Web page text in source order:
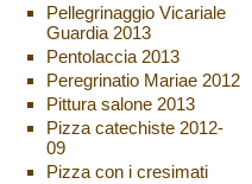
Pellegrinaggio Vicariale
Guardia 2013
Pentolaccia 2013
Peregrinatio Mariae 2012
Pittura salone 2013
Pizza catechiste 2012-
09
Pizza con i cresimati